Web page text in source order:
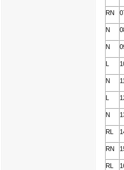
RN
N
N
L
N
L
N
RL
RN
RL